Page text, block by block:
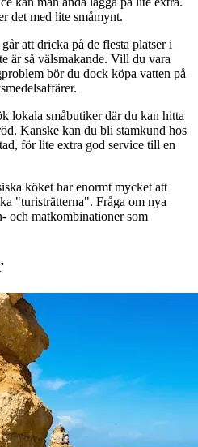
det med lite småmynt.
att dricka på de flesta platser i
är så välsmakande. Vill du vara
bör du dock köpa vatten på
lokala småbutiker där du kan hitta
Kanske kan du bli stamkund hos
för lite extra god service till en
köket har enormt mycket att
"turisträtterna". Fråga om nya
och matkombinationer som